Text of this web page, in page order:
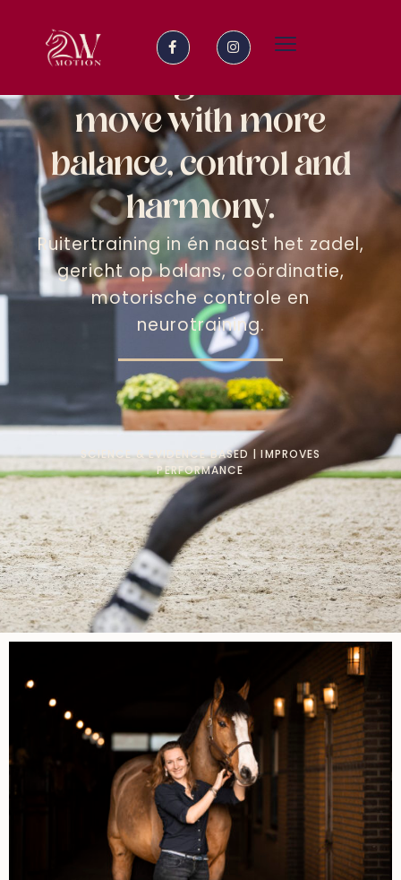
2-way-motion
Building riders to
move with more
balance, control and
harmony.
Ruitertraining in én naast het zadel,
gericht op balans, coördinatie,
motorische controle en
neurotraining.
SCIENCE & EVIDENCE BASED | IMPROVES
PERFORMANCE